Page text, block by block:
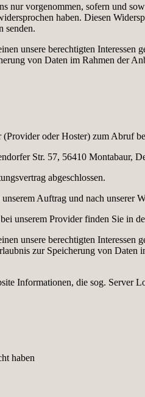
nur vorgenommen, sofern und
haben. Diesen
senden.
unsere berechtigten
von Daten im Rahmen der
oder Hoster) zum Abruf
Str. 57, 56410 Montabaur,
abgeschlossen.
Auftrag und nach unserer
unserem Provider finden Sie in
unsere berechtigten
zur Speicherung von
Informationen, die sog. Server
haben